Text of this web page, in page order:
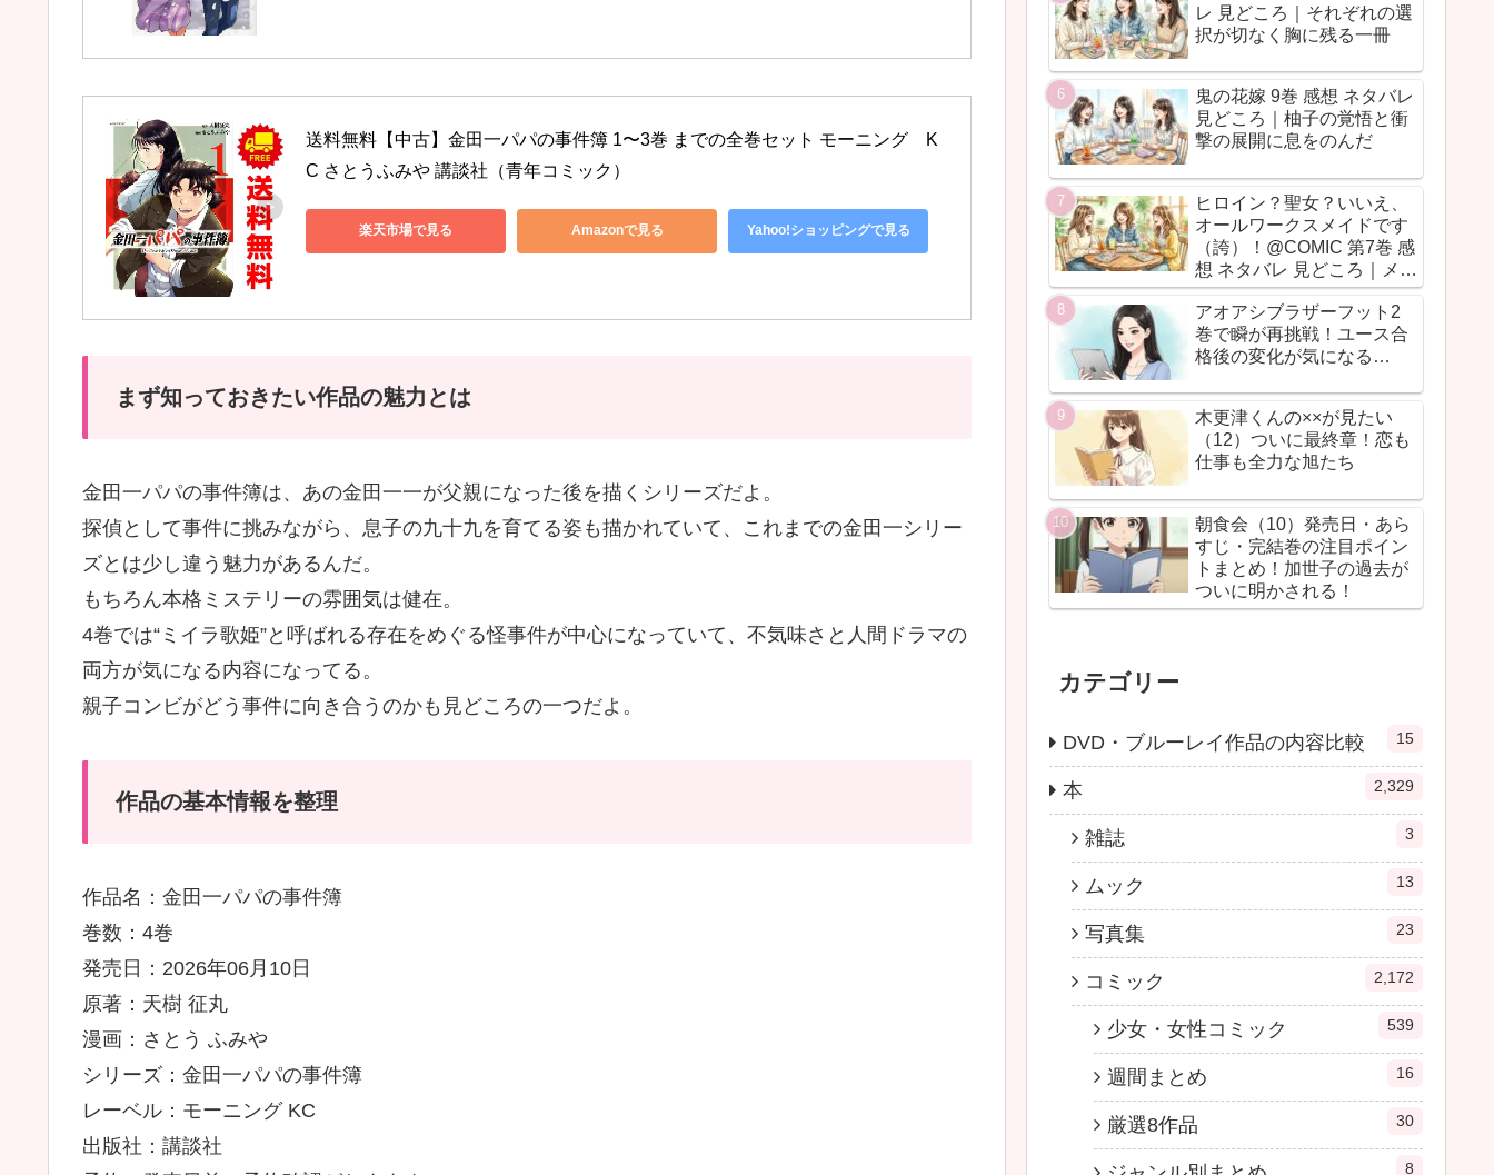
送料無料【中古】金田一パパの事件簿 1〜3巻 までの全巻セット モーニング　K
C さとうふみや 講談社（青年コミック）
楽天市場で見る Amazonで見る Yahoo!ショッピングで見る
まず知っておきたい作品の魅力とは
金田一パパの事件簿は、あの金田一一が父親になった後を描くシリーズだよ。
探偵として事件に挑みながら、息子の九十九を育てる姿も描かれていて、これまでの金田一シリー
ズとは少し違う魅力があるんだ。
もちろん本格ミステリーの雰囲気は健在。
4巻では“ミイラ歌姫”と呼ばれる存在をめぐる怪事件が中心になっていて、不気味さと人間ドラマの
両方が気になる内容になってる。
親子コンビがどう事件に向き合うのかも見どころの一つだよ。
作品の基本情報を整理
作品名：金田一パパの事件簿
巻数：4巻
発売日：2026年06月10日
原著：天樹 征丸
漫画：さとう ふみや
シリーズ：金田一パパの事件簿
レーベル：モーニング KC
出版社：講談社
レ 見どころ｜それぞれの選
択が切なく胸に残る一冊
鬼の花嫁 9巻 感想 ネタバレ
見どころ｜柚子の覚悟と衝
撃の展開に息をのんだ
ヒロイン？聖女？いいえ、
オールワークスメイドです
（誇）！@COMIC 第7巻 感
想 ネタバレ 見どころ｜メイ
ド魂が今回も全力だった
アオアシブラザーフット2
巻で瞬が再挑戦！ユース合
格後の変化が気になる…
木更津くんの××が見たい
（12）ついに最終章！恋も
仕事も全力な旭たち
朝食会（10）発売日・あら
すじ・完結巻の注目ポイン
トまとめ！加世子の過去が
ついに明かされる！
カテゴリー
DVD・ブルーレイ作品の内容比較 15
本 2,329
雑誌 3
ムック 13
写真集 23
コミック 2,172
少女・女性コミック 539
週間まとめ 16
厳選8作品 30
8